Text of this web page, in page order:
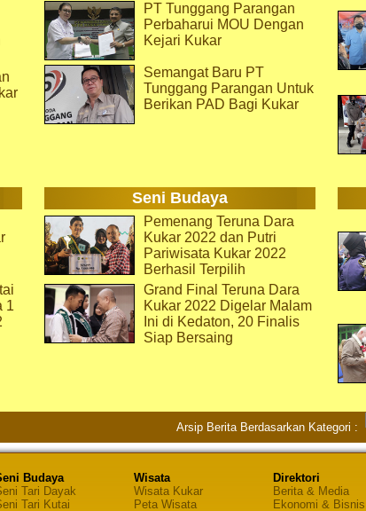
PT Tunggang Parangan
Perbaharui MOU Dengan
Kejari Kukar
Semangat Baru PT
Tunggang Parangan Untuk
Berikan PAD Bagi Kukar
Seni Budaya
1
Pemenang Teruna Dara
Kukar 2022 dan Putri
Pariwisata Kukar 2022
Berhasil Terpilih
Grand Final Teruna Dara
Kukar 2022 Digelar Malam
Ini di Kedaton, 20 Finalis
Siap Bersaing
Arsip Berita Berdasarkan Kategori :
Budaya
Tari Dayak
Tari Kutai
Wisata
Wisata Kukar
Peta Wisata
Direktori
Berita & Media
Ekonomi & Bisnis